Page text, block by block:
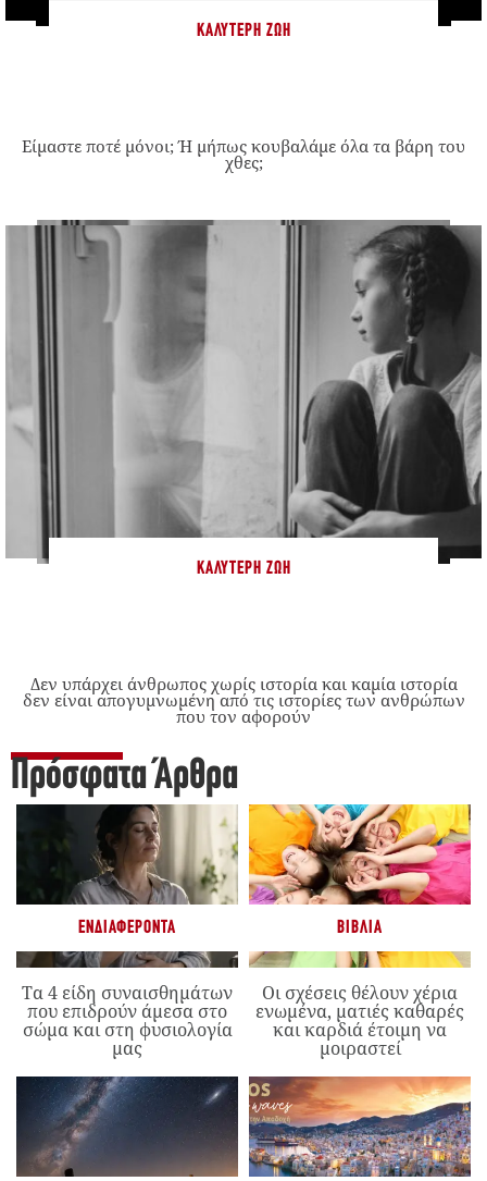
ΚΑΛΎΤΕΡΗ ΖΩΉ
Είμαστε ποτέ μόνοι; Ή μήπως κουβαλάμε όλα τα βάρη του
χθες;
ΚΑΛΎΤΕΡΗ ΖΩΉ
Δεν υπάρχει άνθρωπος χωρίς ιστορία και καμία ιστορία
δεν είναι απογυμνωμένη από τις ιστορίες των ανθρώπων
που τον αφορούν
Πρόσφατα Άρθρα
ΕΝΔΙΑΦΈΡΟΝΤΑ
Τα 4 είδη συναισθημάτων
που επιδρούν άμεσα στο
σώμα και στη φυσιολογία
μας
ΒΙΒΛΊΑ
Οι σχέσεις θέλουν χέρια
ενωμένα, ματιές καθαρές
και καρδιά έτοιμη να
μοιραστεί